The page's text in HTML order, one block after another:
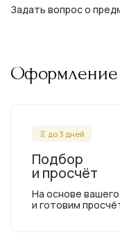
Задать вопрос о
Оформление
до 3 дней
Подбор
и просчёт
На основе
и готовим